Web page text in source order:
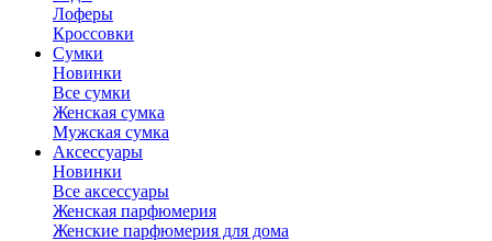
Лоферы
Кроссовки
Сумки
Новинки
Все сумки
Женская сумка
Мужская сумка
Аксессуары
Новинки
Все аксессуары
Женская парфюмерия
Женские парфюмерия для дома